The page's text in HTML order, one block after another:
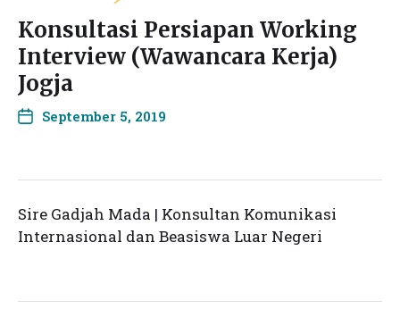
Konsultasi Persiapan Working
Interview (Wawancara Kerja)
Jogja
September 5, 2019
Sire Gadjah Mada | Konsultan Komunikasi
Internasional dan Beasiswa Luar Negeri